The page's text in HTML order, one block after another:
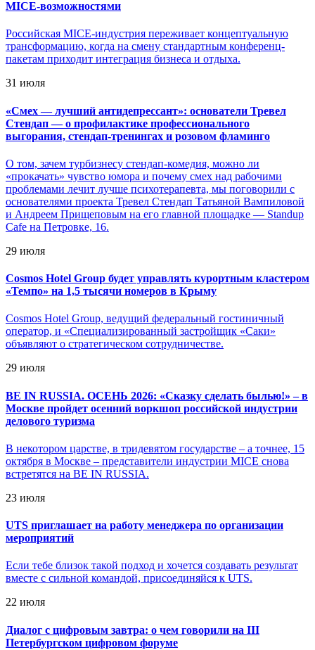
MICE-возможностями
Российская MICE-индустрия переживает концептуальную
трансформацию, когда на смену стандартным конференц-
пакетам приходит интеграция бизнеса и отдыха.
31 июля
«Смех — лучший антидепрессант»: основатели Тревел
Стендап — о профилактике профессионального
выгорания, стендап-тренингах и розовом фламинго
О том, зачем турбизнесу стендап-комедия, можно ли
«прокачать» чувство юмора и почему смех над рабочими
проблемами лечит лучше психотерапевта, мы поговорили с
основателями проекта Тревел Стендап Татьяной Вампиловой
и Андреем Прищеповым на его главной площадке — Standup
Cafe на Петровке, 16.
29 июля
Cosmos Hotel Group будет управлять курортным кластером
«Темпо» на 1,5 тысячи номеров в Крыму
Cosmos Hotel Group, ведущий федеральный гостиничный
оператор, и «Специализированный застройщик «Саки»
объявляют о стратегическом сотрудничестве.
29 июля
BE IN RUSSIA. ОСЕНЬ 2026: «Сказку сделать былью!» – в
Москве пройдет осенний воркшоп российской индустрии
делового туризма
В некотором царстве, в тридевятом государстве – а точнее, 15
октября в Москве – представители индустрии MICE снова
встретятся на BE IN RUSSIA.
23 июля
UTS приглашает на работу менеджера по организации
мероприятий
Если тебе близок такой подход и хочется создавать результат
вместе с сильной командой, присоединяйся к UTS.
22 июля
Диалог с цифровым завтра: о чем говорили на III
Петербургском цифровом форуме